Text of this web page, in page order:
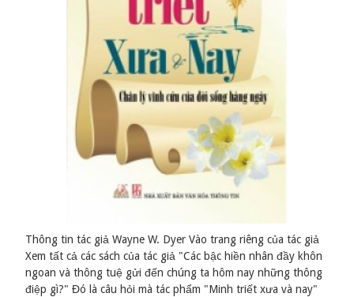
Thông tin tác giả Wayne W. Dyer Vào trang riêng của tác giả
Xem tất cả các sách của tác giả "Các bậc hiền nhân đầy khôn
ngoan và thông tuệ gửi đến chúng ta hôm nay những thông
điệp gì?" Đó là câu hỏi mà tác phẩm "Minh triết xưa và nay"